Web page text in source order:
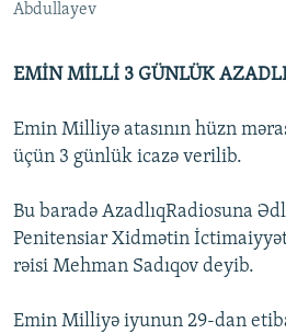
BIZIMLƏ ƏLAQƏ
Abdullayev
EMİN MİLLİ 3 GÜNLÜK
Emin Milliyə atasının hüzn
üçün 3 günlük icazə verilib.
Bu baradə AzadlıqRadiosuna
Penitensiar Xidmətin
rəisi Mehman Sadıqov deyib.
Emin Milliyə iyunun 29-dan